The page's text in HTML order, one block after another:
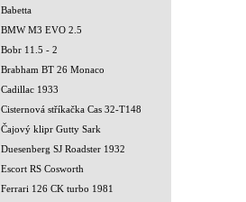
Babetta
BMW M3 EVO 2.5
Bobr 11.5 - 2
Brabham BT 26 Monaco
Cadillac 1933
Cisternová stříkačka Cas 32-T148
Čajový klipr Gutty Sark
Duesenberg SJ Roadster 1932
Escort RS Cosworth
Ferrari 126 CK turbo 1981